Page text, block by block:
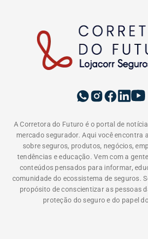
A Corretora do Futuro é o portal de
mercado segurador. Aqui você encontra
sobre seguros, produtos, negócios,
tendências e educação. Vem com a
conteúdos pensados para informar,
comunidade do ecossistema de seguros.
propósito de conscientizar as pessoas
proteção do seguro e do papel